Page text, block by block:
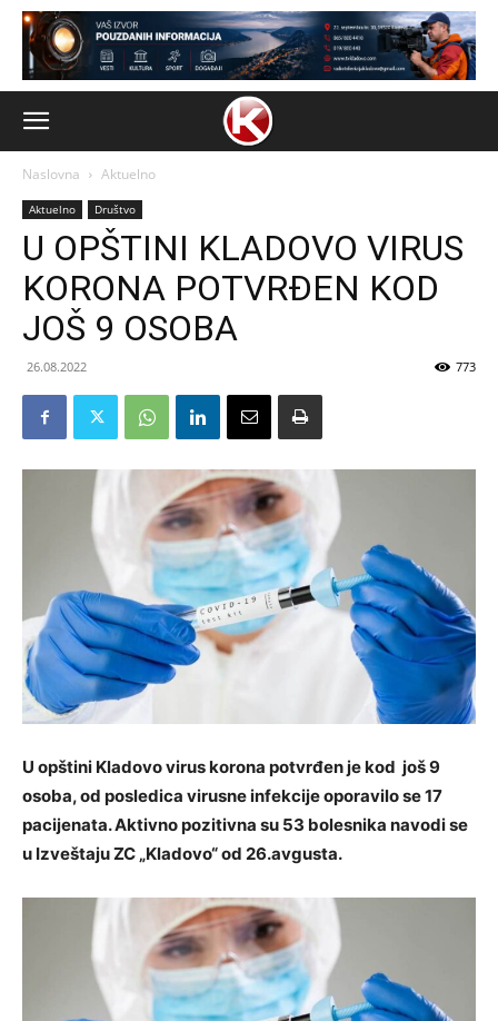
Naslovna Aktuelno
Aktuelno Društvo
U OPŠTINI KLADOVO VIRUS
KORONA POTVRĐEN KOD
JOŠ 9 OSOBA
26.08.2022 773
U opštini Kladovo virus korona potvrđen je kod još 9
osoba, od posledica virusne infekcije oporavilo se 17
pacijenata. Aktivno pozitivna su 53 bolesnika navodi se
u Izveštaju ZC „Kladovo“ od 26.avgusta.